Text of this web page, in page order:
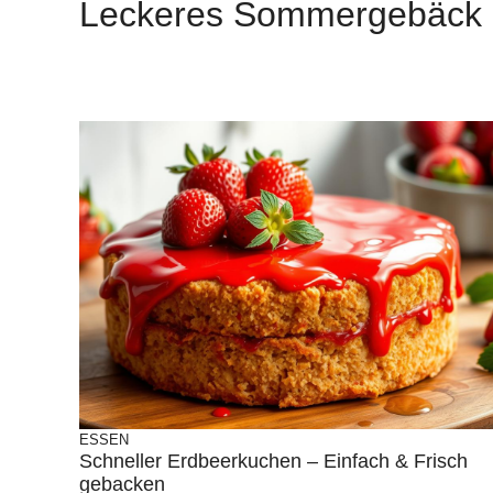
Leckeres Sommergebäck
ESSEN
Schneller Erdbeerkuchen – Einfach & Frisch
gebacken